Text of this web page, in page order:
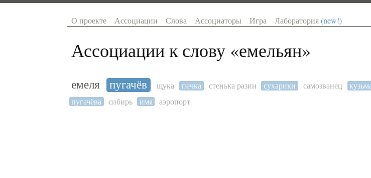
О проекте Ассоциации Слова Ассоциаторы Игра Лаборатория(new!)
Ассоциации к слову «емельян»
емеля пугачёв щука печка стенька разин сухарики самозванец
пугачёва
сибирь имя аэропорт